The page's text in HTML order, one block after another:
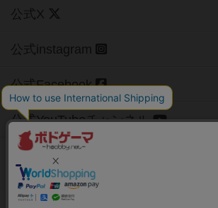
公式X
公式instagram
公式Facebook
公式YouTubeチャンネル